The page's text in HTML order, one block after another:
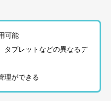
可能
タブレットなどの異なるデ
理ができる